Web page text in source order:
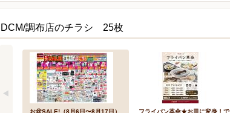
DCM/調布店のチラシ 25枚
お盆SALE!（8月6日〜8月17日）
フライパン革命★お皿に変身！で